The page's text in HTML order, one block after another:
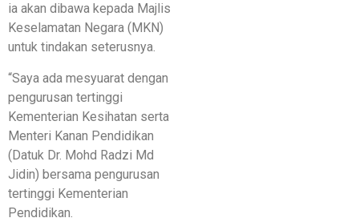
ia akan dibawa kepada Majlis
Keselamatan Negara (MKN)
untuk tindakan seterusnya.
“Saya ada mesyuarat dengan
pengurusan tertinggi
Kementerian Kesihatan serta
Menteri Kanan Pendidikan
(Datuk Dr. Mohd Radzi Md
Jidin) bersama pengurusan
tertinggi Kementerian
Pendidikan.